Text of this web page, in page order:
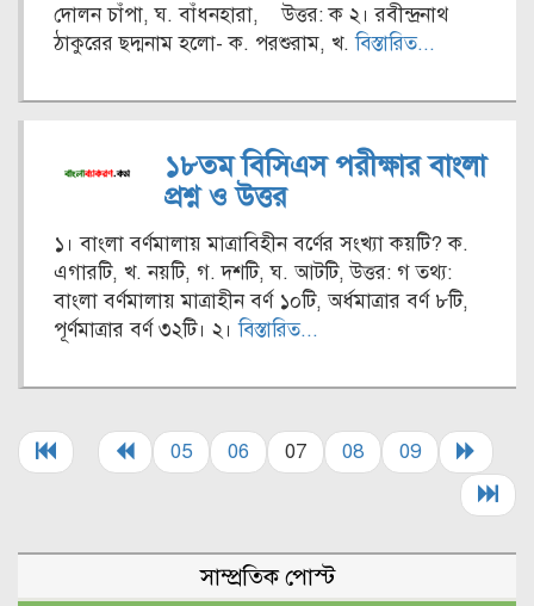
দোলন চাঁপা, ঘ. বাঁধনহারা, উত্তর: ক ২। রবীন্দ্রনাথ
ঠাকুরের ছদ্মনাম হলো- ক. পরশুরাম, খ.বিস্তারিত...
১৮তম বিসিএস পরীক্ষার বাংলা
প্রশ্ন ও উত্তর
১। বাংলা বর্ণমালায় মাত্রাবিহীন বর্ণের সংখ্যা কয়টি? ক.
এগারটি, খ. নয়টি, গ. দশটি, ঘ. আটটি, উত্তর: গ তথ্য:
বাংলা বর্ণমালায় মাত্রাহীন বর্ণ ১০টি, অর্ধমাত্রার বর্ণ ৮টি,
পূর্ণমাত্রার বর্ণ ৩২টি। ২।বিস্তারিত...
05 06 07 08 09
সাম্প্রতিক পোস্ট